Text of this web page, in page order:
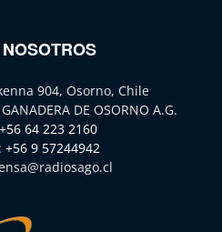
904, Osorno, Chile
DE OSORNO A.G.
+56 64 223 2160
+56 9 57244942